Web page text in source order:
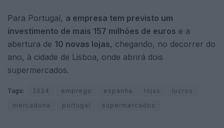
Para Portugal, a empresa tem previsto um
investimento de mais 157 milhões de euros e a
abertura de 10 novas lojas, chegando, no decorrer do
ano, à cidade de Lisboa, onde abrirá dois
supermercados.
Tags: 2024 emprego espanha lojas
lucros
mercadona
portugal supermercados